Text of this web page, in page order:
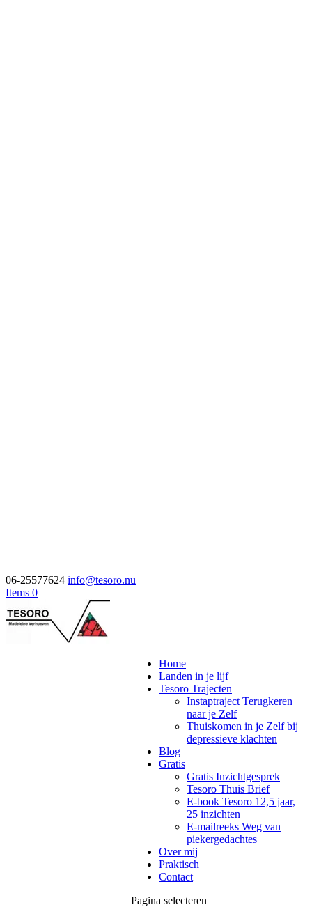
06-25577624 info@tesoro.nu
Items 0
Home
Landen in je lijf
Tesoro Trajecten
Instaptraject Terugkeren
naar je Zelf
Thuiskomen in je Zelf bij
depressieve klachten
Blog
Gratis
Gratis Inzichtgesprek
Tesoro Thuis Brief
E-book Tesoro 12,5 jaar,
25 inzichten
E-mailreeks Weg van
piekergedachtes
Over mij
Praktisch
Contact
Pagina selecteren